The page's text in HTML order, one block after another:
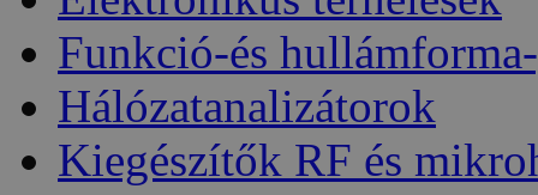
Funkció-és
Hálózatanalizátorok
Kiegészítők RF és